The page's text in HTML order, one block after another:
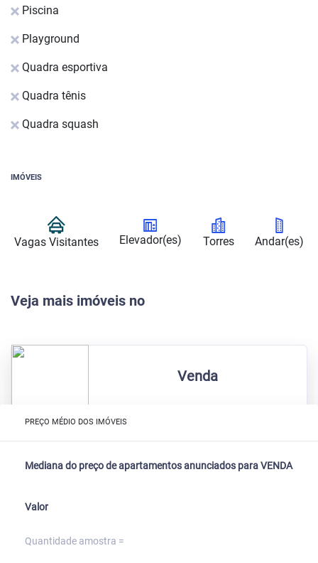
Piscina
Playground
Quadra esportiva
Quadra tênis
Quadra squash
IMÓVEIS
Vagas Visitantes Elevador(es) Torres Andar(es)
Veja mais imóveis no
Venda
PREÇO MÉDIO DOS IMÓVEIS
Mediana do preço de apartamentos anunciados para VENDA
Valor
Quantidade amostra =